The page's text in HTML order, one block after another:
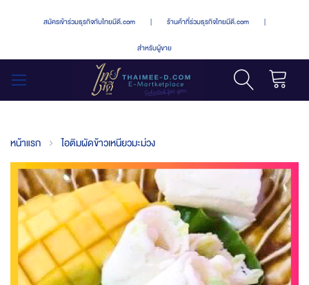
สมัครเข้าร่วมธุรกิจกับไทยมีดี.com | ร้านค้าที่ร่วมธุรกิจไทยมีดี.com |
สำหรับผู้ขาย
หน้าแรก ไอติมผัดข้าวเหนียวมะม่วง
Skip
to
the
end
of
the
images
gallery